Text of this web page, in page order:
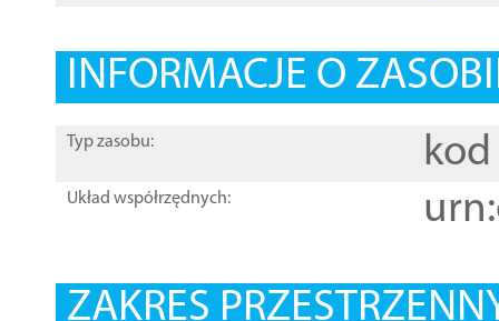
INFORMACJE O
Typ zasobu: kod
Układ współrzędnych:
ZAKRES